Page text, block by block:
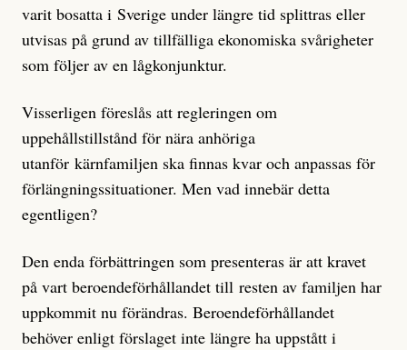
varit bosatta i Sverige under längre tid splittras eller
utvisas på grund av tillfälliga ekonomiska svårigheter
som följer av en lågkonjunktur.
Visserligen föreslås att regleringen om
uppehållstillstånd för nära anhöriga
utanför kärnfamiljen ska finnas kvar och anpassas för
förlängningssituationer. Men vad innebär detta
egentligen?
Den enda förbättringen som presenteras är att kravet
på vart beroendeförhållandet till resten av familjen har
uppkommit nu förändras. Beroendeförhållandet
behöver enligt förslaget inte längre ha uppstått i